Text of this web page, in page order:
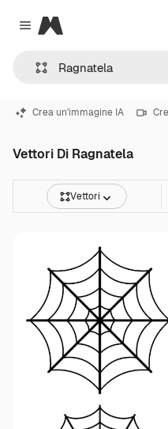
Close menu
Magnific
Crea un'immagine IA
Vettori Di Ragnatela
Vettori